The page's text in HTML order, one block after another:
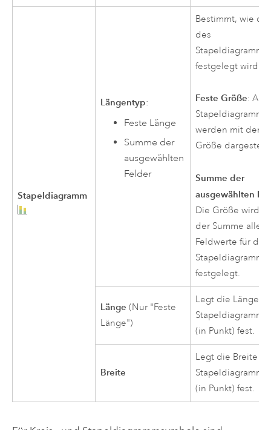
Stapeldiagramm
Längentyp:
Feste Länge
Summe der
ausgewählten
Felder
Bestimmt, wie
des
festgelegt wird.
Feste Größe: Alle
werden mit
Größe
Summe der
ausgewählten
Die Größe wird
der Summe aller
Feldwerte für das
festgelegt.
Länge (Nur "Feste
Länge")
Legt die Länge
(in Punkt) fest.
Breite
Legt die Breite
(in Punkt) fest.